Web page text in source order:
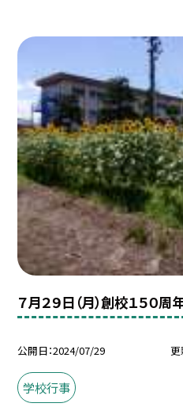
７月２９日（月）創校１５０
公開日 2024/07/29 更
学校行事